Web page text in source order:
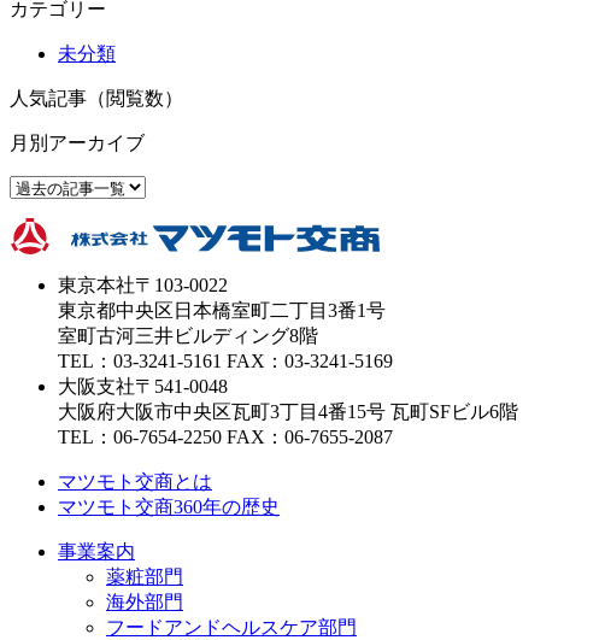
カテゴリー
未分類
人気記事（閲覧数）
月別アーカイブ
東京本社〒103-0022
東京都中央区日本橋室町二丁目3番1号
室町古河三井ビルディング8階
TEL：03-3241-5161 FAX：03-3241-5169
大阪支社〒541-0048
大阪府大阪市中央区瓦町3丁目4番15号 瓦町SFビル6階
TEL：06-7654-2250 FAX：06-7655-2087
マツモト交商とは
マツモト交商360年の歴史
事業案内
薬粧部門
海外部門
フードアンドヘルスケア部門